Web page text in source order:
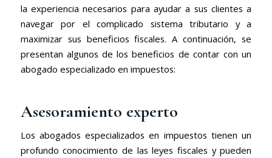
la experiencia necesarios para ayudar a sus clientes a
navegar por el complicado sistema tributario y a
maximizar sus beneficios fiscales. A continuación, se
presentan algunos de los beneficios de contar con un
abogado especializado en impuestos:
Asesoramiento experto
Los abogados especializados en impuestos tienen un
profundo conocimiento de las leyes fiscales y pueden